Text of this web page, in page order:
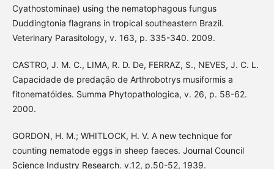
Cyathostominae) using the nematophagous fungus
Duddingtonia flagrans in tropical southeastern Brazil.
Veterinary Parasitology, v. 163, p. 335-340. 2009.
CASTRO, J. M. C., LIMA, R. D. De, FERRAZ, S., NEVES, J. C. L.
Capacidade de predação de Arthrobotrys musiformis a
fitonematóides. Summa Phytopathologica, v. 26, p. 58-62.
2000.
GORDON, H. M.; WHITLOCK, H. V. A new technique for
counting nematode eggs in sheep faeces. Journal Council
Science Industry Research. v.12, p.50-52, 1939.